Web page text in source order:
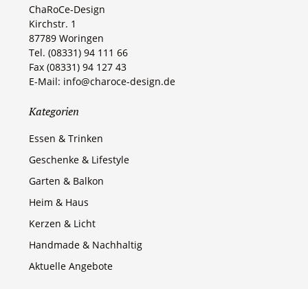
ChaRoCe-Design
Kirchstr. 1
87789 Woringen​
Tel. (08331) 94 111 66
Fax (08331) 94 127 43
E-Mail: info@charoce-design.de
Kategorien
Essen & Trinken
Geschenke & Lifestyle
Garten & Balkon
Heim & Haus
Kerzen & Licht
Handmade & Nachhaltig
Aktuelle Angebote